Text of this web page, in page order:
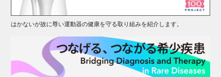
はかないが故に尊い運動器の健康を守る取り組みを紹介します。